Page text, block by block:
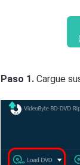
Paso 1. Cargue